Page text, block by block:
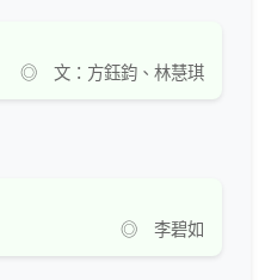
◎ 文：方鈺鈞、林慧琪
◎ 李碧如